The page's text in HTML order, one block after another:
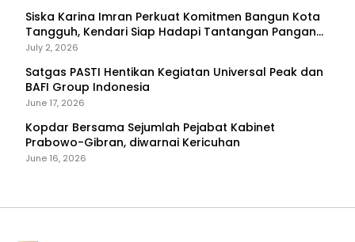
Siska Karina Imran Perkuat Komitmen Bangun Kota
Tangguh, Kendari Siap Hadapi Tantangan Pangan
dan Bencana
July 2, 2026
Satgas PASTI Hentikan Kegiatan Universal Peak dan
BAFI Group Indonesia
June 17, 2026
Kopdar Bersama Sejumlah Pejabat Kabinet
Prabowo-Gibran, diwarnai Kericuhan
June 16, 2026